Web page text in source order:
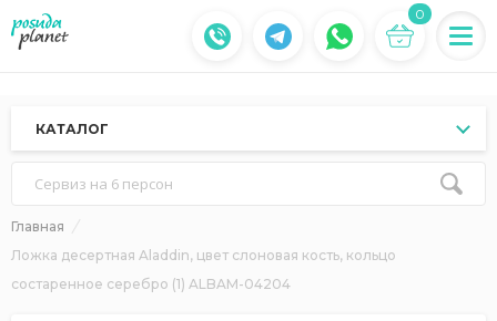
0
КАТАЛОГ
Сервиз на 6 персон
Главная
Ложка десертная Aladdin, цвет слоновая кость, кольцо
состаренное серебро (1) ALBAM-04204